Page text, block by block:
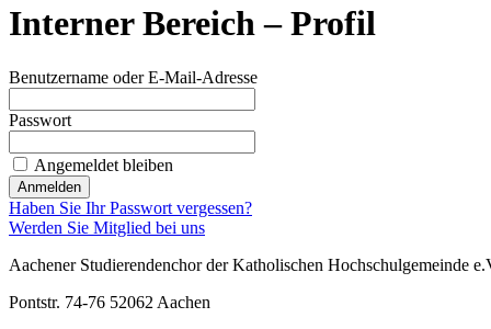
Interner Bereich – Profil
Benutzername oder E-Mail-Adresse
Passwort
Angemeldet bleiben
Haben Sie Ihr Passwort vergessen?
Werden Sie Mitglied bei uns
Aachener Studierendenchor der Katholischen Hochschulgemeinde
Pontstr. 74-76 52062 Aachen